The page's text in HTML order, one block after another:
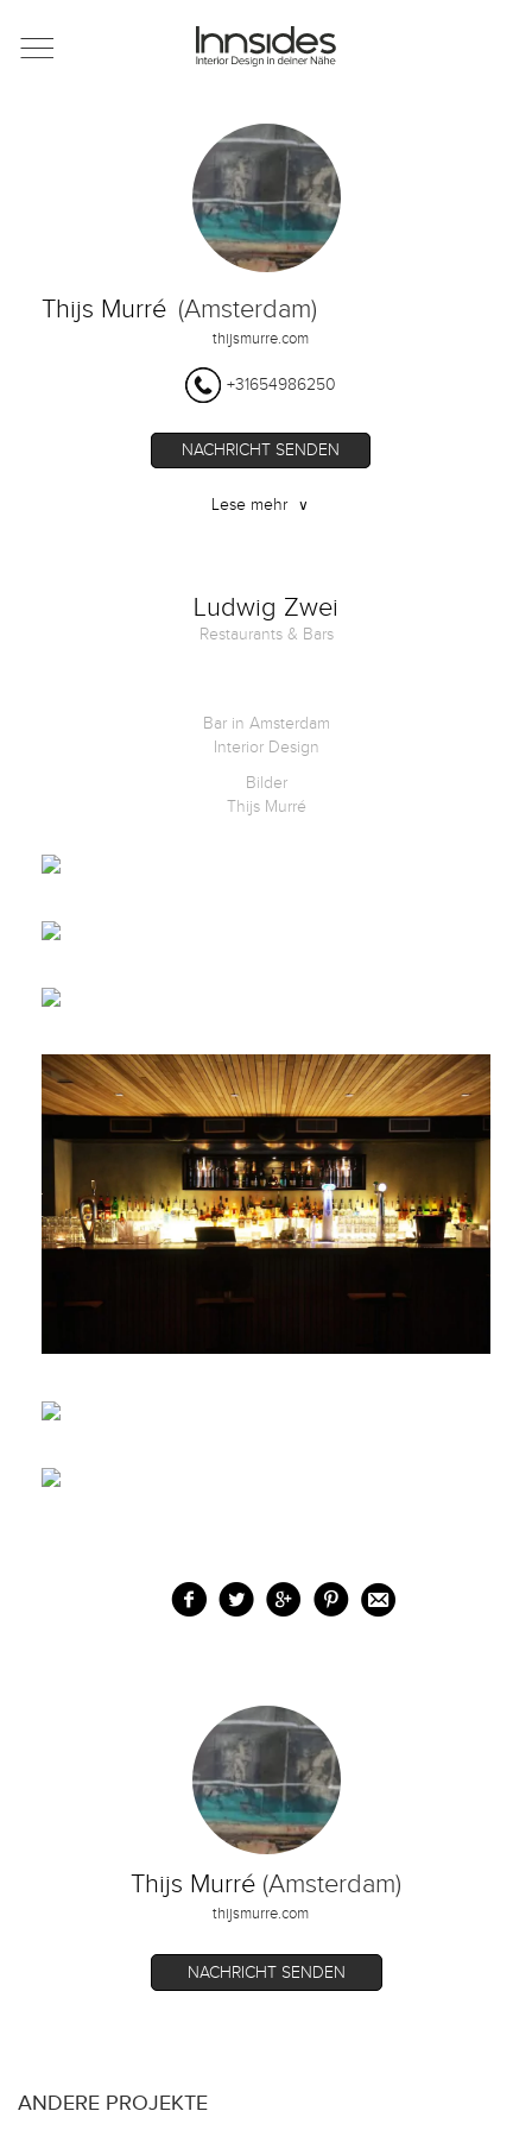
Magazin
Showrooms
Designer
Objekte
Über uns
Für Händler
Twitter
Pinterest
English
Deutsch
Thijs Murré (Amsterdam)
thijsmurre.com
+31654986250
NACHRICHT SENDEN
Lese mehr ∨
Ludwig Zwei
Restaurants & Bars
Bar in Amsterdam
Interior Design
Bilder
Thijs Murré
Thijs Murré (Amsterdam)
thijsmurre.com
NACHRICHT SENDEN
ANDERE PROJEKTE